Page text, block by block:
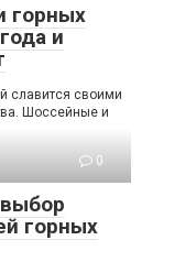
горных
и
славится своими
Шоссейные и
0
горных